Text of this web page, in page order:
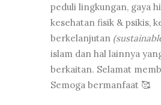
peduli lingkungan, gaya
kesehatan fisik & psikis,
berkelanjutan
islam dan hal lainnya
berkaitan. Selamat
Semoga bermanfaat 🥰